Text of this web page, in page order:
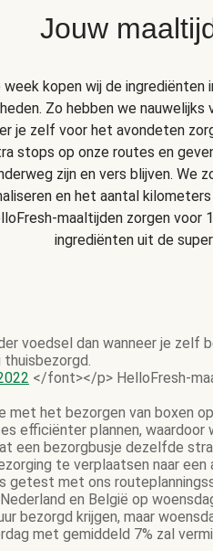
Jouw
week kopen wij de
Zo hebben we
je zelf voor het avondeten
stops op onze routes en
zijn en vers blijven. We
en het aantal
maaltijden zorgen voor
ingrediënten uit de
voedsel dan wanneer je
thuisbezorgd.
</font></p> HelloFresh-
het bezorgen van boxen
efficiënter plannen,
een bezorgbusje dezelfde
te verplaatsen naar
getest met ons
en België op
bezorgd krijgen, maar
met gemiddeld 7% zal